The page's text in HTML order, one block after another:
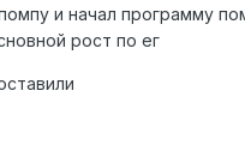
и начал программу
рост по ег